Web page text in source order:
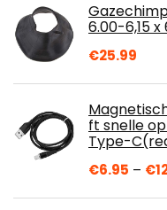
6.00-6,15 x
€25.99
ft snelle
Type-
€6.95 – €